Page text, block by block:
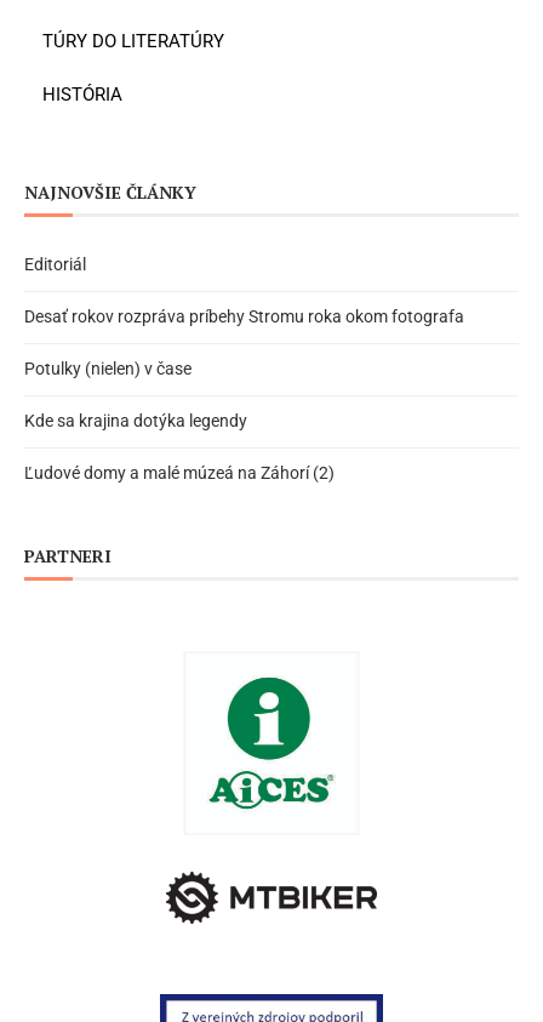
TÚRY DO LITERATÚRY
HISTÓRIA
NAJNOVŠIE ČLÁNKY
Editoriál
Desať rokov rozpráva príbehy Stromu roka okom fotografa
Potulky (nielen) v čase
Kde sa krajina dotýka legendy
Ľudové domy a malé múzeá na Záhorí (2)
PARTNERI